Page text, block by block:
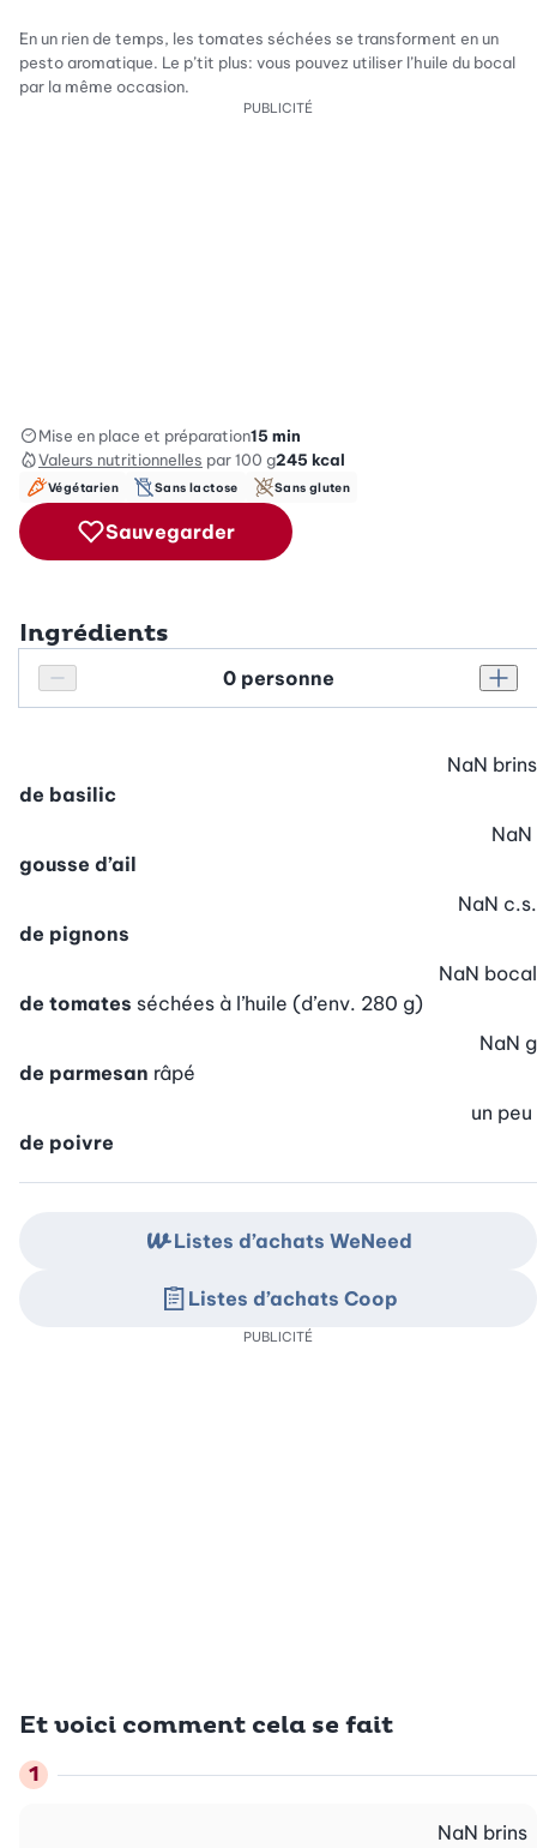
En un rien de temps, les tomates séchées se transforment en un
pesto aromatique. Le p’tit plus: vous pouvez utiliser l’huile du bocal
par la même occasion.
PUBLICITÉ
Mise en place et préparation15 min
Valeurs nutritionnelles par 100 g245 kcal
Végétarien Sans lactose Sans gluten
Sauvegarder
Ingrédients
Réduire le nombre de personnes
Personnes
de basilic
NaN brins
gousse d’ail
NaN
de pignons
NaN c.s.
de tomates séchées à l’huile (d’env. 280 g)
NaN bocal
de parmesan râpé
NaN g
de poivre
un peu
Et voici comment cela se fait
NaN brins
Listes d’achats WeNeed
Listes d’achats Coop
PUBLICITÉ